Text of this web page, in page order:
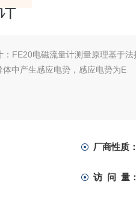
：FE20电磁流量计测量原理基于
中产生感应电势，感应电势为E
厂商性质：
访 问 量：